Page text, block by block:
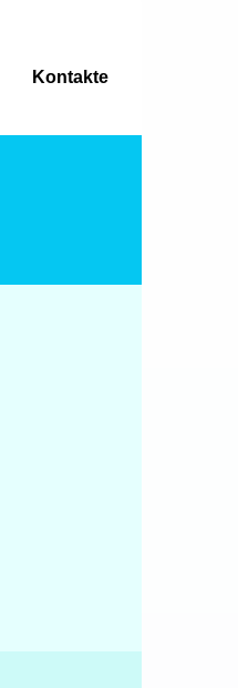
Kontakte